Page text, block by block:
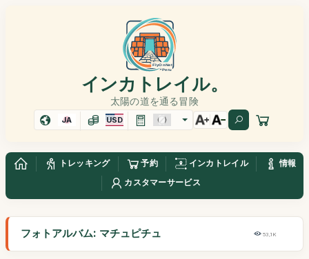
インカトレイル。
太陽の道を通る冒険
JA USD
トレッキング 予約 インカトレイル
情報
カスタマーサービス
フォトアルバム: マチュピチュ 53,1K